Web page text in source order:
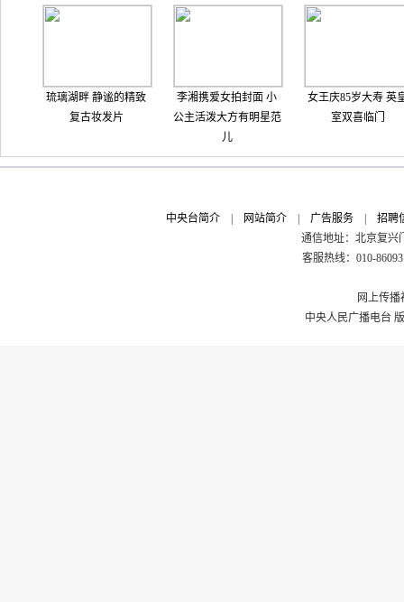
琉璃湖畔 静谧的精致
复古妆发片
李湘携爱女拍封面 小
公主活泼大方有明星范
儿
女王庆85岁大寿 英
室双喜临门
中央台简介 网站简介 广告服务
招聘
通信地址：北京复兴
客服热线：010-
网上传播
中央人民广播电台